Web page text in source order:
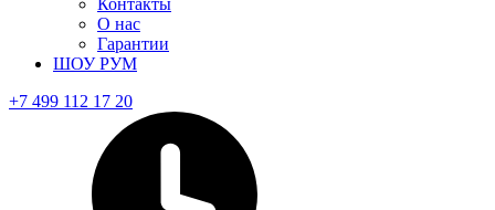
О нас
Гарантии
ШОУ РУМ
+7 499 112 17 20